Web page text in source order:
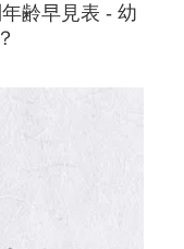
齢早見表 - 幼